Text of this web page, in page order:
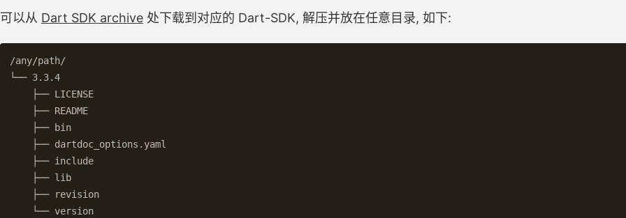
可以从 Dart SDK archive 处下载到对应的 Dart-SDK, 解压并放在任意目录, 如下:
/any/path/
└── 3.3.4
    ├── LICENSE
    ├── README
    ├── bin
    ├── dartdoc_options.yaml
    ├── include
    ├── lib
    ├── revision
    └── version